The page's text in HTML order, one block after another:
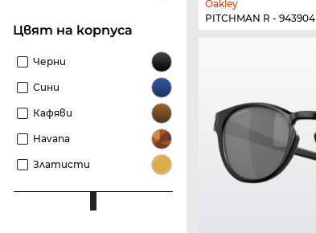
Цвят на корпуса
Черни
Сини
Кафяви
Havana
Златисти
Oakley
PITCHMAN R - 943904